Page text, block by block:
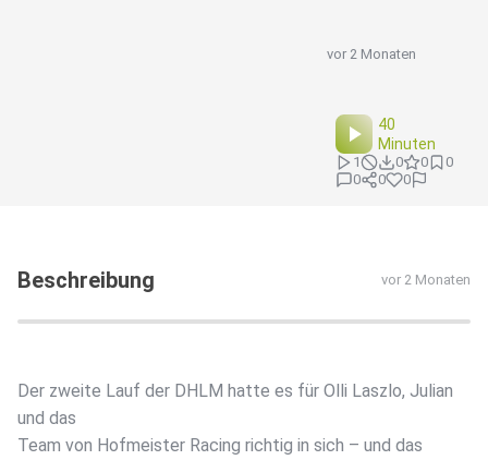
vor 2 Monaten
40
Minuten
1 0 0
0
0
0 0
Beschreibung vor 2 Monaten
Der zweite Lauf der DHLM hatte es für Olli Laszlo, Julian
und das
Team von Hofmeister Racing richtig in sich – und das